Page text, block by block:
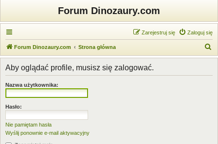
Forum Dinozaury.com
Zaloguj się
Zarejestruj się
Forum Dinozaury.com Strona główna
z
Aby oglądać profile, musisz się zalogować.
Nazwa użytkownika:
Hasło:
Nie pamiętam hasła
Wyślij ponownie e-mail aktywacyjny